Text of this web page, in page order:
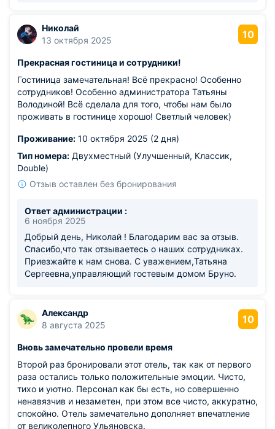
Николай
13 октября 2025
10
Прекрасная гостиница и сотрудники!
Гостиница замечательная! Всё прекрасно! Особенно
сотрудников! Особенно администратора Татьяны
Володиной! Всё сделала для того, чтобы нам было
проживать в гостинице хорошо! Светлый человек)
Проживание: 10 октября 2025 (2 дня)
Тип номера: Двухместный (Улучшенный, Классик,
Double)
Отзыв оставлен без бронирования
Ответ администрации :
6 ноября 2025
Добрый день, Николай ! Благодарим вас за отзыв.
Спасибо,что так отзываетесь о наших сотрудниках.
Приезжайте к нам снова. С уважением,Татьяна
Сергеевна,управляющий гостевым домом Бруно.
Александр
8 августа 2025
10
Вновь замечательно провели время
Второй раз бронировали этот отель, так как от первого
раза остались только положительные эмоции. Чисто,
тихо и уютно. Персонал как бы есть, но совершенно
ненавязчив и незаметен, при этом все чисто, аккуратно,
спокойно. Отель замечательно дополняет впечатление
от великолепного Ульяновска.